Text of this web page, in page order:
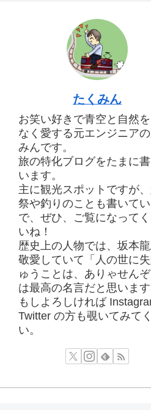
たくみん
お笑い好きで青空と自然を
なく愛する元エンジニアの
みんです。
旅の特化ブログをたまに
います。
主に観光スポットですが
祭や釣りのことも書いて
で、ぜひ、ご覧になってく
いね！
歴史上の人物では、坂本
敬愛していて「人の世に
ゅうことは、ありゃせんぞ
は最高の名言だと思います
もしよろしければ
Twitter の方も覗いてみて
い。